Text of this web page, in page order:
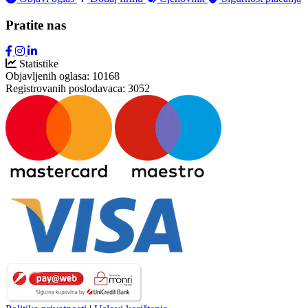
Pratite nas
Statistike
Objavljenih oglasa: 10168
Registrovanih poslodavaca: 3052